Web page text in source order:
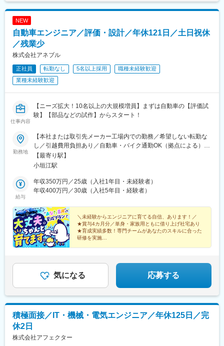
駅、大阪難波駅、大小路駅、高槻市駅、千里中央駅(大阪モノレー
ル)、鳴滝駅、六地蔵駅(奈良線)、二条城前駅、観月橋駅、南公園
駅、摂津本山駅、湊川駅、神戸三宮駅(阪急・神戸高速)、春日野道
駅(阪急線)、新長田駅、中山観音駅、北新地駅、動物園前駅、大阪
阿部野橋駅、西中島南方駅、大江橋駅、近鉄名古屋駅、小田井
駅、西鉄香椎駅、野芥駅、金山駅(福岡県)、桜並木駅、松屋町駅、
西鉄福岡駅、京橋駅(東京都)、東新宿駅、六本木一丁目駅、内幸町
駅、御徒町駅、銀座一丁目駅、東池袋駅、横浜駅、馬車道駅、第
一通り駅、大曽根駅、八事日赤駅、野田駅(阪神線)、四天王寺前夕
園町駅、細井川駅、天満橋駅、北浜駅(大阪府)、なんば駅(南海
線)、四ツ橋駅、花田口駅、撮影所前駅、六地蔵駅(京阪線)、桃山
御陵前駅、市民広場駅、三宮・花時計前駅、板宿駅、大阪梅田駅
(阪神線)、新今宮駅、天王寺駅前駅、南方駅(大阪府)、なにわ橋
駅、香椎宮前駅、春日駅(福岡県)
中村公園駅、いりなか駅、瑞穂区役所駅、伏屋駅、稲永駅、笠寺
駅、都島駅、野田阪神駅、桜島駅、阿波座駅、朝潮橋駅、津守
駅、大阪上本町駅、芦原橋駅、福駅、だいどう豊里駅、今里駅(地
下鉄)、桃谷駅、千林大宮駅、鴫野駅、東天下茶屋駅、沢ノ町駅、
駒川中野駅、西天下茶屋駅、三国駅(大阪府)、横堤駅、住ノ江駅、
喜連瓜破駅、大阪梅田駅(阪急線)、堺筋本町駅、堺駅、深井駅、石
津川駅、栂・美木多駅、新金岡駅、北野田駅、石橋阪大前駅、大
阪城北詰駅、なんば駅(地下鉄)、西大橋駅、弁天町駅、北千里駅、
曽根駅(大阪府)、南摂津駅、大日駅、枚方公園駅、高槻駅、りんく
うタウン駅、八尾南駅、千里中央駅(北大阪急行)、古川橋駅、伏見
桃山駅、馬堀駅、淀駅、松井山手駅、常盤駅(京都府)、西京極駅、
星の駅、岡本駅(兵庫県)、滝の茶屋駅、湊川公園駅、山陽天満駅、
旧居留地・大丸前駅、三木駅(神戸電鉄線)、本竜野駅、仁川駅、伊
保駅、学園都市駅、春日野道駅(阪神線)、西代駅、箕谷駅、夢前川
駅、中山寺駅、大久保駅(兵庫県)、学研奈良登美ケ丘駅、近江八幡
駅、梅田駅(地下鉄)、大阪駅、西梅田駅、新今宮駅前駅、本町駅、
天王寺駅、新大阪駅、鶴橋駅、淀屋橋駅、名古屋駅、上飯田駅、
駅、賀茂駅、茶山駅(福岡県)、宇美駅、筑前前原駅、春日原駅、米
野駅、心斎橋駅、天神駅、二重橋前駅、新宿御苑前駅、虎ノ門ヒ
ルズ駅、汐留駅、溜池山王駅、浜松町駅、西日暮里駅、代官山
駅、西太子堂駅、日比谷駅、牛田駅(東京都)、上野広小路駅、銀座
駅、池袋駅、住吉駅(東京都)、登戸駅、京急川崎駅、高島町駅、桜
愛知大学前駅、芸大通駅、六番町駅、名城公園駅、荒畑駅、千種
駅、東別院駅、栄駅(愛知県)、名鉄名古屋駅、大須観音駅、久屋大
通駅、矢田駅(愛知県)、自由ケ丘駅(愛知県)、中村日赤駅、川名
(愛知県)、あすなろう四日市駅、泊駅(三重県)、野江内代駅、海老
江駅、西長堀駅、谷町九丁目駅、ＪＲ難波駅、新深江駅、千林
駅、松虫駅、住吉東駅、今川駅(大阪府)、天下茶屋駅、今福鶴見
駅、大阪難波駅、大小路駅、高槻市駅、千里中央駅(大阪モノレー
NEW
自動車エンジニア／評価・設計／年休121日／土日祝休
／残業少
株式会社アネブル
正社員 転勤なし 5名以上採用
職種未経験歓迎
業種未経験歓迎
仕事内容
【ニーズ拡大！10名以上の大規模増員】まずは自動車の【評価試
験】【部品などの試作】からスタート！
勤務地
【本社または取引先メーカー工場内での勤務／希望しない転勤な
し／引越費用負担あり／自動車・バイク通勤OK（拠点による）】
■本社：愛知県刈谷市小垣江町大津崎1-36※受動喫煙対策：屋内全
面禁煙＜配属先について＞本社での研修後は、愛知エリアのプロ
関西エリアで活躍することも可能で、異動については一方的では
なく本人との面談を経て進めています。～取引先メーカー工場・
（愛知、岐阜、三重、静岡）■関西（大阪、京都、兵庫、滋賀）
★U・Iターン歓迎（社宅制度・引越費用負担あり）
【最寄り駅】
小垣江駅
給与
年収350万円／25歳（入社1年目・未経験者）
年収400万円／30歳（入社5年目・経験者）
＼未経験からエンジニアに育てる自信、あります！／
★賞与4カ月分／単身・家族用ともに借り上げ社宅あり
★育成実績多数！専門チームがあなたのスキルに合った
研修を実施
気になる 応募する
積極面接／IT・機械・電気エンジニア／年休125日／完
休2日
株式会社アフェクター